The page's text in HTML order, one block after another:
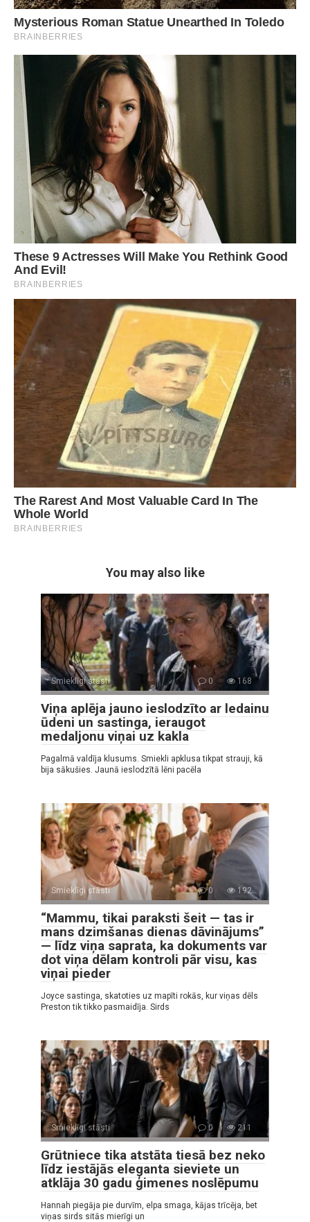
You may also like
Smieklīgi stāsti 0 168
Viņa aplēja jauno ieslodzīto ar ledainu
ūdeni un sastinga, ieraugot
medaljonu viņai uz kakla
Pagalmā valdīja klusums. Smiekli apklusa tikpat strauji, kā
bija sākušies. Jaunā ieslodzītā lēni pacēla
Smieklīgi stāsti 0 192
“Mammu, tikai paraksti šeit — tas ir
mans dzimšanas dienas dāvinājums”
— līdz viņa saprata, ka dokuments var
dot viņa dēlam kontroli pār visu, kas
viņai pieder
Joyce sastinga, skatoties uz mapīti rokās, kur viņas dēls
Preston tik tikko pasmaidīja. Sirds
Smieklīgi stāsti 0 211
Grūtniece tika atstāta tiesā bez neko
līdz iestājās eleganta sieviete un
atklāja 30 gadu ģimenes noslēpumu
Hannah piegāja pie durvīm, elpa smaga, kājas trīcēja, bet
viņas sirds sitās mierīgi un